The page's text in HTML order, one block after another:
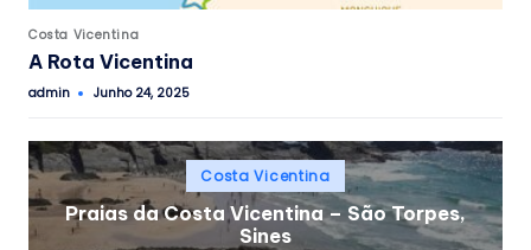
Posted
in
Costa Vicentina
A Rota Vicentina
Posted
admin Junho 24, 2025
Posted
inCosta Vicentina
Praias da Costa Vicentina – São Torpes,
Sines